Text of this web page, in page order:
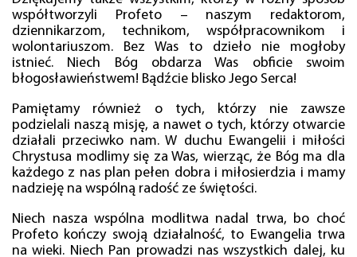
współtworzyli Profeto – naszym redaktorom,
dziennikarzom, technikom, współpracownikom i
wolontariuszom. Bez Was to dzieło nie mogłoby
istnieć. Niech Bóg obdarza Was obficie swoim
błogosławieństwem! Bądźcie blisko Jego Serca!
Pamiętamy również o tych, którzy nie zawsze
podzielali naszą misję, a nawet o tych, którzy otwarcie
działali przeciwko nam. W duchu Ewangelii i miłości
Chrystusa modlimy się za Was, wierząc, że Bóg ma dla
każdego z nas plan pełen dobra i miłosierdzia i mamy
nadzieję na wspólną radość ze świętości.
Niech nasza wspólna modlitwa nadal trwa, bo choć
Profeto kończy swoją działalność, to Ewangelia trwa
na wieki. Niech Pan prowadzi nas wszystkich dalej, ku